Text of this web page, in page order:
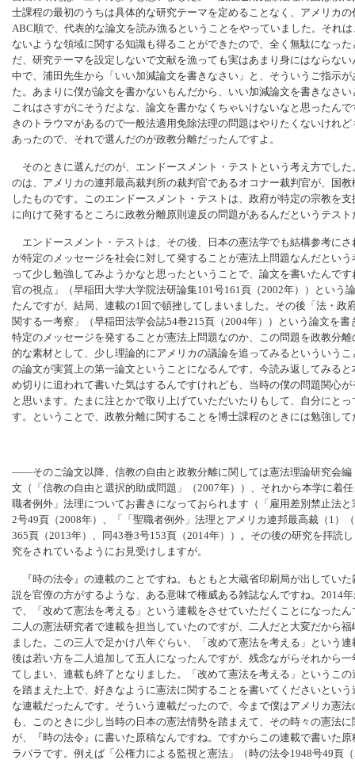
士課程の最初のうちは具体的な研究テーマを定めることなく、アメリカ
ABC順で、代表的な論文を読み漁るということをやっていました。それ
ないような領域に関する知識も得ることができたので、全く無駄になっ
だ、研究テーマを設定しないで文献を漁っても実はあまり身にはならな
中で、浦田先生から「いい加減論文を書きなさい」と、そういうご指示
た。あまりに僕が論文を書かないもんだから、いい加減論文を書きなさ
これはさすがにそうだよな、論文を書かなくちゃいけないなと思ったん
きのトラウマがあるので一般法適用免除法理の問題はやりたくないけれ
あったので、それで選んだのが政教分離だったんですよ。
そのときに選んだのが、エンドースメント・テストという考え方でし
のは、アメリカの連邦最高裁判所の裁判官であるオコナー裁判官が、国
したものです。このエンドースメント・テストは、政府が特定の宗教を
に向けて発するところに政教分離原則違反の問題があるんだというテス
エンドースメント・テストは、その後、日本の憲法学でも結構参考に
が特定のメッセージを社会に対して発することが憲法上問題なんだとい
って少し勉強してみようかなと思ったということで、論文を書いたんで
官の視点」（早稲田大学大学院法研論集101号161頁（2002年））という
たんですが、結局、連載の1回で頓挫してしまいました。その後「法・政
関する一考察」（早稲田法学会誌54巻215頁（2004年））という論文を
特定のメッセージを発することが憲法上問題なのか、この問題を政教分
的な素材として、少し理論的にアメリカの議論を追ってみるといういう
の論文が実質上の第一論文ということになるんです。今読み返してみる
め切りに追われて書いた気はするんですけれども、当時の僕の問題関心
と思います。たまに注とかで取り上げていただいたりもして、自分にと
す。ということで、政教分離に関することを博士課程のときには勉強し
――そのご論文以降、信教の自由と政教分離に関しては憲法理論研究会編
文（「信教の自由と選択的助成問題」（2007年））、それから本学に着
職者例外」法理についてお書きになっておられます（「雇用差別禁止法
2号49頁（2008年）、「「聖職者例外」法理とアメリカ連邦最高裁（1）
365頁（2013年）、同43巻3号153頁（2014年））。その後の研究を拝読
究をされているようにお見受けしますが。
『時の法令』の連載のことですね。もともと大蔵省印刷局が出してい
説を官僚の方がするような、ある意味で権威ある雑誌なんですね。2014
で、「改めて憲法を考える」という連載をさせていただくことになった
二人の憲法研究者で連載を担当していたのですが、二人だと大変だから
ました。この三人で足かけ八年ぐらい、「改めて憲法を考える」という
後は若い方を二人追加して五人になったんですが、残念ながらそれから
てしまい、連載も終了となりました。「改めて憲法を考える」というこ
を踏まえた上で、好きなように憲法に関することを書いてくださいとい
な連載だったんです。そういう連載だったので、今まで僕はアメリカ憲
も、このときに少し当時の日本の憲法情勢を踏まえて、その時々の憲法
が、『時の法令』に書いた原稿なんですね。ですからこの連載で書いた
ラバラです。例えば「公権力による監視と憲法」（時の法令1948号49頁